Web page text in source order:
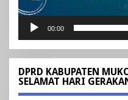
00:00
DPRD KABUPATEN
SELAMAT HARI